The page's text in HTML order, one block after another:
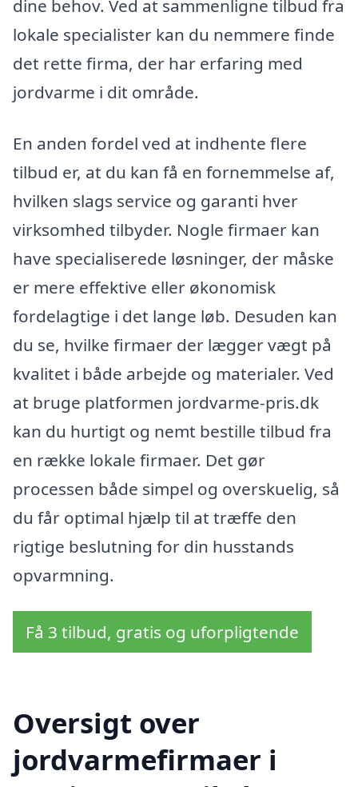
dine behov. Ved at sammenligne tilbud fra
lokale specialister kan du nemmere finde
det rette firma, der har erfaring med
jordvarme i dit område.
En anden fordel ved at indhente flere
tilbud er, at du kan få en fornemmelse af,
hvilken slags service og garanti hver
virksomhed tilbyder. Nogle firmaer kan
have specialiserede løsninger, der måske
er mere effektive eller økonomisk
fordelagtige i det lange løb. Desuden kan
du se, hvilke firmaer der lægger vægt på
kvalitet i både arbejde og materialer. Ved
at bruge platformen jordvarme-pris.dk
kan du hurtigt og nemt bestille tilbud fra
en række lokale firmaer. Det gør
processen både simpel og overskuelig, så
du får optimal hjælp til at træffe den
rigtige beslutning for din husstands
opvarmning.
Få 3 tilbud, gratis og uforpligtende
Oversigt over
jordvarmefirmaer i